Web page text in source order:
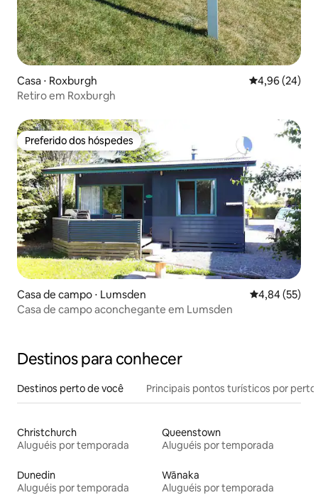
Casa ⋅ Roxburgh 4,96 de uma
4,96 (24)
Retiro em Roxburgh
Preferido dos hóspedes
Preferido dos hóspedes
Casa de campo ⋅ Lumsden 4,84 de uma
4,84 (55)
Casa de campo aconchegante em Lumsden
Destinos para conhecer
Destinos perto de você Principais pontos turísticos por perto
Christchurch
Aluguéis por temporada
Queenstown
Aluguéis por temporada
Dunedin
Aluguéis por temporada
Wānaka
Aluguéis por temporada